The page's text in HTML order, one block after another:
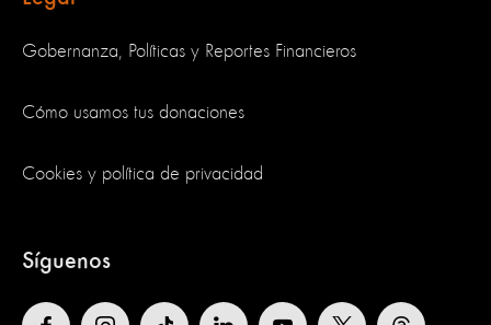
Gobernanza, Políticas y Reportes Financieros
Cómo usamos tus donaciones
Cookies y política de privacidad
Síguenos